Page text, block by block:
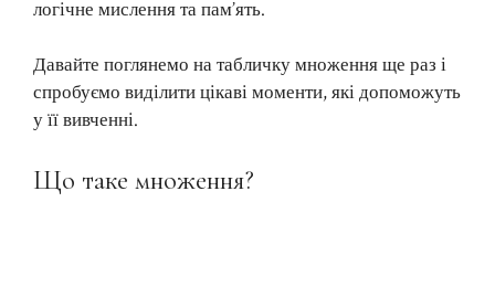
логічне мислення та пам’ять.
Давайте поглянемо на табличку множення ще раз і
спробуємо виділити цікаві моменти, які допоможуть
у її вивченні.
Що таке множення?